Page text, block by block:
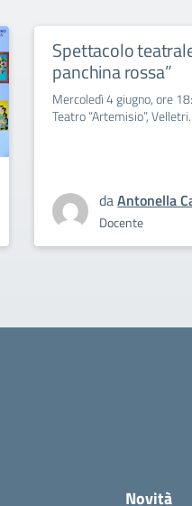
Spettacolo
panchina rossa”
Mercoledì 4 giugno, ore
Teatro “Artemisio”,
daAntonella
Docente
Novità